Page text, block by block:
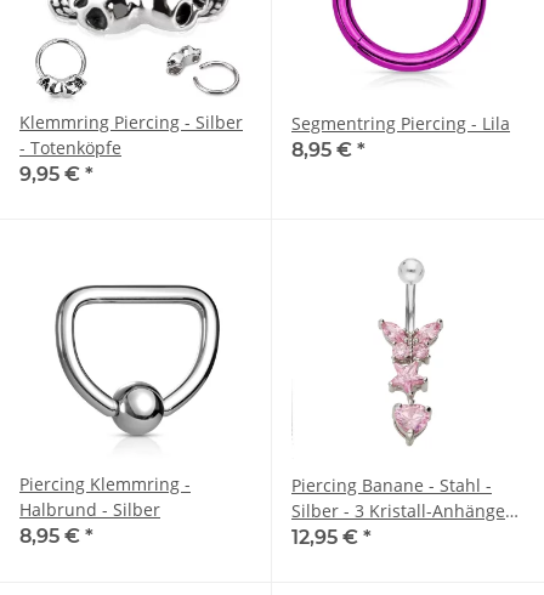
Klemmring Piercing - Silber
- Totenköpfe
9,95 € *
Segmentring Piercing - Lila
8,95 € *
Piercing Klemmring -
Halbrund - Silber
8,95 € *
Piercing Banane - Stahl -
Silber - 3 Kristall-Anhänger -
Pink
12,95 € *